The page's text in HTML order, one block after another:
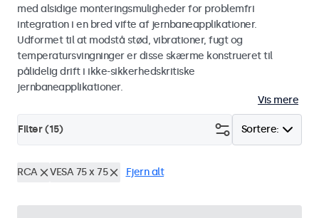
med alsidige monteringsmuligheder for problemfri
integration i en bred vifte af jernbaneapplikationer.
Udformet til at modstå stød, vibrationer, fugt og
temperatursvingninger er disse skærme konstrueret til
pålidelig drift i ikke-sikkerhedskritiske
jernbaneapplikationer.
Vis mere
Sortere:
Filter (15)
RCA VESA 75 x 75 Fjern alt